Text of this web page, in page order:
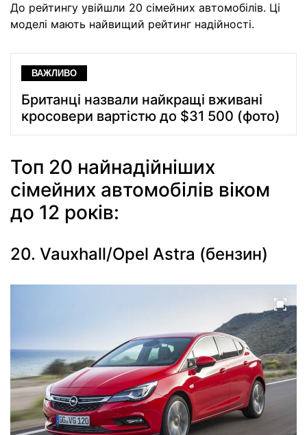
До рейтингу увійшли 20 сімейних автомобілів. Ці
моделі мають найвищий рейтинг надійності.
ВАЖЛИВО
Британці назвали найкращі вживані
кросовери вартістю до $31 500 (фото)
Топ 20 найнадійніших
сімейних автомобілів віком
до 12 років:
20. Vauxhall/Opel Astra (бензин)